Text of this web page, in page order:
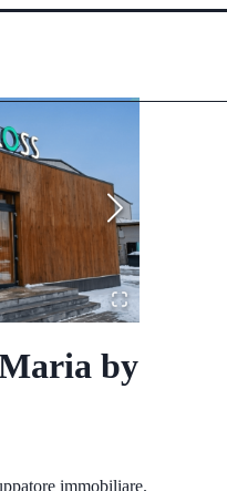
by
immobiliare.